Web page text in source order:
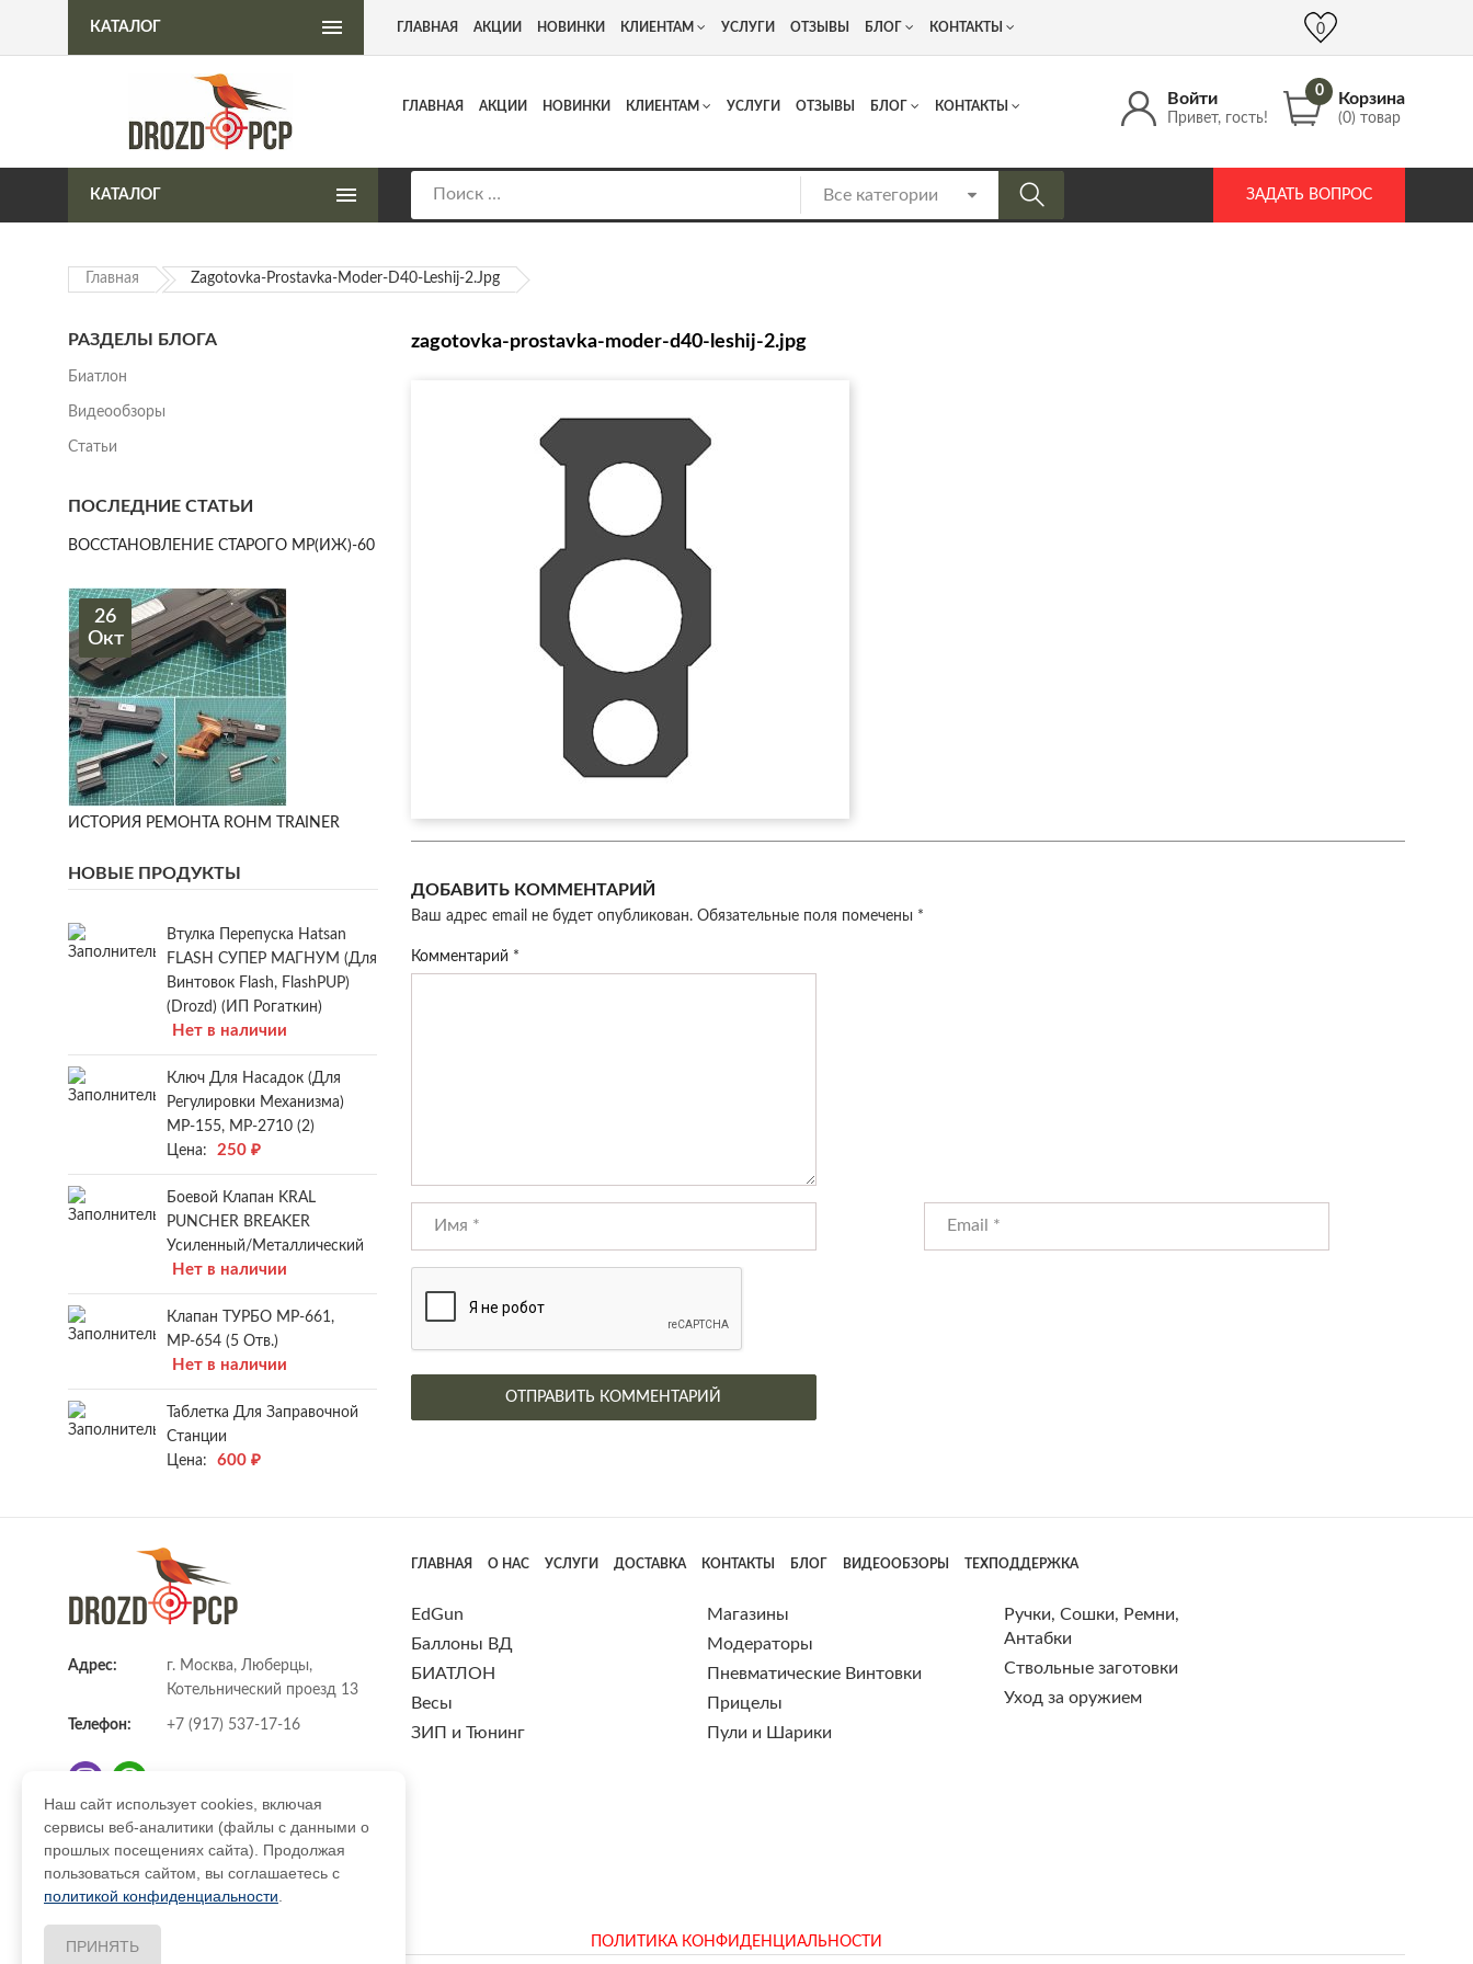
Интернет-магазин пневматического оружия Адрес: г. Москва, Люберцы, Котельнический проезд 13 +7 (917) 537 17 16 info@DrozdPcp.ru
Войти
Привет, гость!
0 Корзина
(0) товар
ГЛАВНАЯ АКЦИИ НОВИНКИ КЛИЕНТАМ УСЛУГИ ОТЗЫВЫ БЛОГ КОНТАКТЫ
КАТАЛОГ ЗАДАТЬ ВОПРОС
КАТАЛОГ ГЛАВНАЯ АКЦИИ НОВИНКИ КЛИЕНТАМ УСЛУГИ ОТЗЫВЫ БЛОГ КОНТАКТЫ 0
Главная Zagotovka-Prostavka-Moder-D40-Leshij-2.jpg
zagotovka-prostavka-moder-d40-leshij-2.jpg
ДОБАВИТЬ КОММЕНТАРИЙ
Ваш адрес email не будет опубликован. Обязательные поля помечены *
Комментарий *
РАЗДЕЛЫ БЛОГА
Биатлон
Видеообзоры
Статьи
ПОСЛЕДНИЕ СТАТЬИ
ВОССТАНОВЛЕНИЕ СТАРОГО МР(ИЖ)-60
26
Окт
ИСТОРИЯ РЕМОНТА ROHM TRAINER
НОВЫЕ ПРОДУКТЫ
Втулка Перепуска Hatsan
FLASH СУПЕР МАГНУМ (для
Винтовок Flash, FlashPUP)
(Drozd) (ИП Рогаткин)
Нет в наличии
Ключ Для Насадок (для
Регулировки Механизма)
МР-155, МР-2710 (2)
Цена:
250 ₽
Боевой Клапан KRAL
PUNCHER BREAKER
Усиленный/металлический
Нет в наличии
Клапан ТУРБО МР-661,
МР-654 (5 Отв.)
Нет в наличии
Таблетка Для Заправочной
Станции
Цена:
600 ₽
Адрес:
г. Москва, Люберцы,
Котельнический проезд 13
Телефон: +7 (917) 537-17-16
E-mail: info@DrozdPcp.ru
ГЛАВНАЯ О НАС УСЛУГИ ДОСТАВКА КОНТАКТЫ БЛОГ ВИДЕООБЗОРЫ ТЕХПОДДЕРЖКА
EdGun
Баллоны ВД
БИАТЛОН
Весы
ЗИП и Тюнинг
Магазины
Модераторы
Пневматические Винтовки
Прицелы
Пули и Шарики
Ручки, Сошки, Ремни,
Антабки
Ствольные заготовки
Уход за оружием
ПОЛИТИКА КОНФИДЕНЦИАЛЬНОСТИ
Наш сайт использует cookies, включая
сервисы веб-аналитики (файлы с данными о
прошлых посещениях сайта). Продолжая
пользоваться сайтом, вы соглашаетесь с
политикой конфиденциальности
ПРИНЯТЬ